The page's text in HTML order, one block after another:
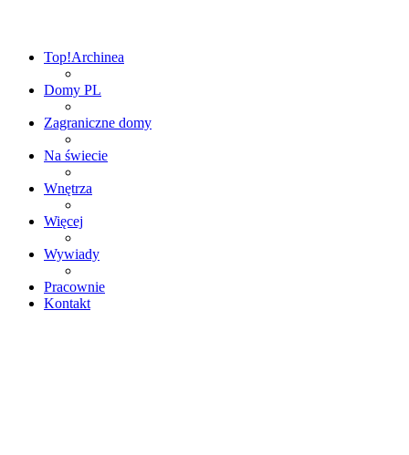
Top!Archinea
Domy PL
Zagraniczne domy
Na świecie
Wnętrza
Więcej
Wywiady
Pracownie
Kontakt